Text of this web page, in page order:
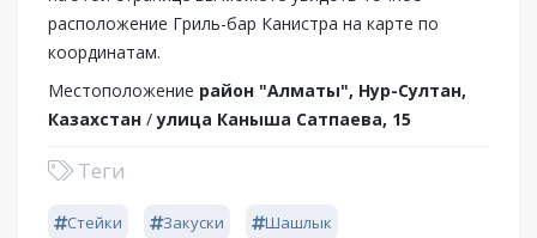
расположение Гриль-бар Канистра на карте по
координатам.
Местоположение район "Алматы", Нур-Султан,
Казахстан /улица Каныша Сатпаева, 15
Теги
Стейки Закуски Шашлык